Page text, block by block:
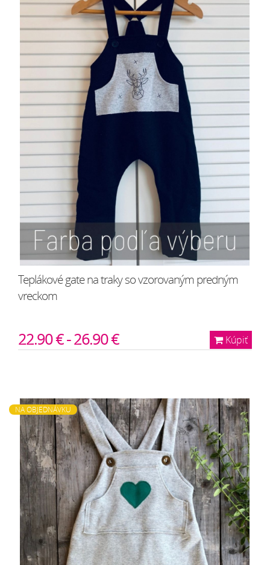
Teplákové gate na traky so vzorovaným predným
vreckom
Kúpiť
22.90 € - 26.90 €
NA OBJEDNÁVKU